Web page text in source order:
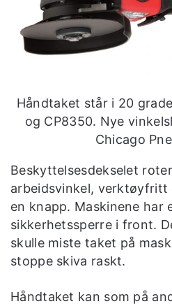
Håndtaket står i 20
og CP8350. Nye
Chicago
Beskyttelsesdekselet
arbeidsvinkel, verktøyfritt
en knapp. Maskinene har
sikkerhetssperre i front.
skulle miste taket på
stoppe skiva raskt.
Håndtaket kan som på